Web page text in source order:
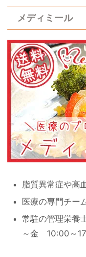
メディミール
脂質異常症や高
医療の専門チー
常駐の管理栄養
～金 10:00～